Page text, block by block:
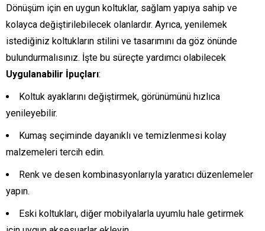
Dönüşüm için en uygun koltuklar, sağlam yapıya sahip ve
kolayca değiştirilebilecek olanlardır. Ayrıca, yenilemek
istediğiniz koltukların stilini ve tasarımını da göz önünde
bulundurmalısınız. İşte bu süreçte yardımcı olabilecek
Uygulanabilir İpuçları:
Koltuk ayaklarını değiştirmek, görünümünü hızlıca
yenileyebilir.
Kumaş seçiminde dayanıklı ve temizlenmesi kolay
malzemeleri tercih edin.
Renk ve desen kombinasyonlarıyla yaratıcı düzenlemeler
yapın.
Eski koltukları, diğer mobilyalarla uyumlu hale getirmek